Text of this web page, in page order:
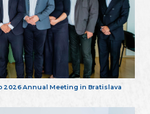
2026 Annual Meeting in Bratislava